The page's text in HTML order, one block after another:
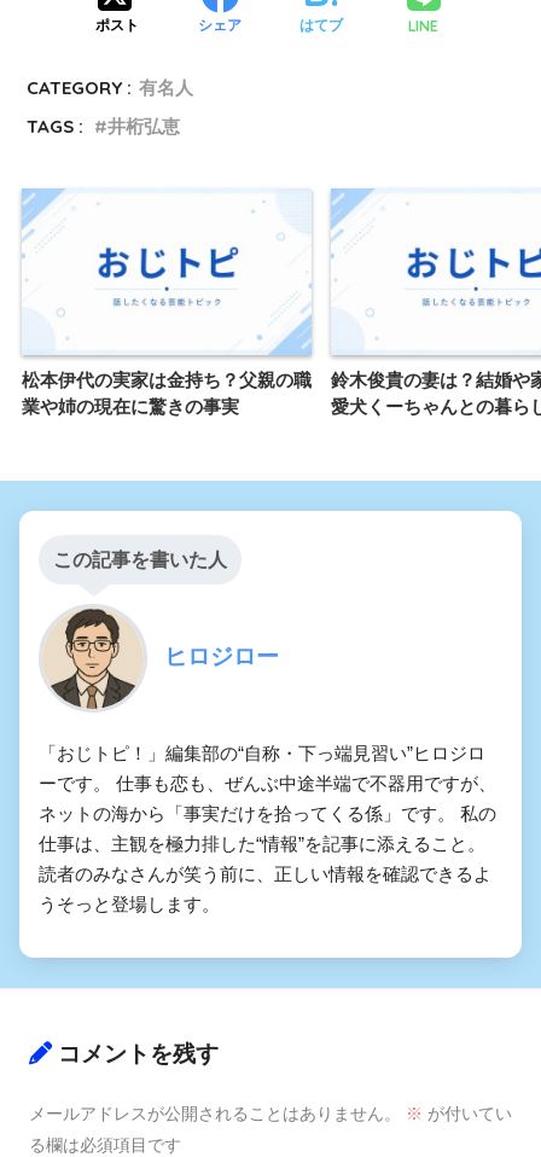
ポスト シェア はてブ LINE
CATEGORY : 有名人
TAGS :
井桁弘恵
松本伊代の実家は金持ち？父親の職
業や姉の現在に驚きの事実
鈴木俊貴の妻は？結婚や
愛犬くーちゃんとの暮ら
この記事を書いた人
ヒロジロー
「おじトピ！」編集部の“自称・下っ端見習い”ヒロジロ
ーです。 仕事も恋も、ぜんぶ中途半端で不器用ですが、
ネットの海から「事実だけを拾ってくる係」です。 私の
仕事は、主観を極力排した“情報”を記事に添えること。
読者のみなさんが笑う前に、正しい情報を確認できるよ
うそっと登場します。
コメントを残す
メールアドレスが公開されることはありません。 ※ が付いてい
る欄は必須項目です